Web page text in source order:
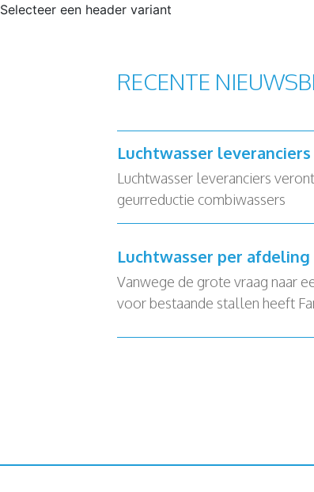
Selecteer een header variant
RECENTE
Luchtwasser
Luchtwasser leveranciers
geurreductie combiwassers
Luchtwasser per afdeling
Vanwege de grote vraag naar
voor bestaande stallen heeft